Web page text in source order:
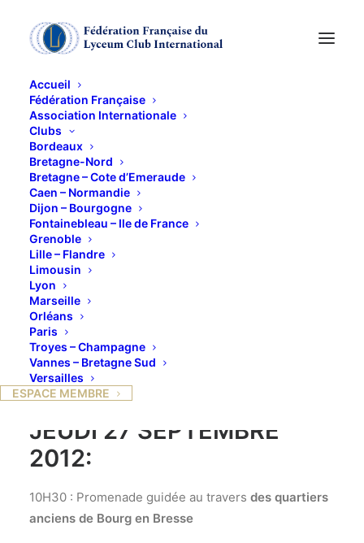
Accueil
Fédération Française
Association Internationale
Clubs
Bordeaux
Bretagne-Nord
Bretagne – Cote d’Emeraude
Caen – Normandie
Dijon – Bourgogne
Fontainebleau – Ile de France
Grenoble
Lille – Flandre
Limousin
Lyon
Marseille
Orléans
Paris
Troyes – Champagne
Vannes – Bretagne Sud
Versailles
ESPACE MEMBRE
"RESSOURCEZ VOUS
2 JOURS EN BRESSE"
LES JEUDI 27 ET
VENDREDI 28
SEPTEMBRE 2012
JEUDI 27 SEPTEMBRE
2012:
10H30 : Promenade guidée au travers des quartiers
anciens de Bourg en Bresse